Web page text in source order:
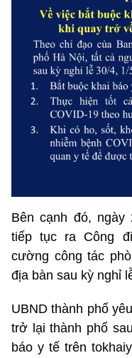
Bên cạnh đó, ngày
tiếp tục ra Công
cường công tác
địa bàn sau kỳ nghỉ
UBND thành phố
trở lại thành phố
báo y tế trên